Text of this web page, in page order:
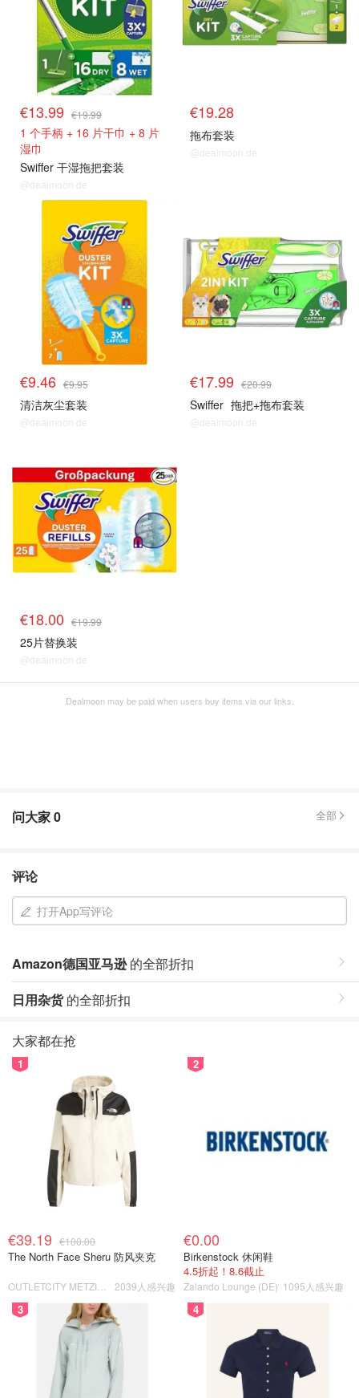
€13.99 €19.99
1 个手柄 + 16 片干巾 + 8 片
湿巾
Swiffer 干湿拖把套装
@dealmoon.de
€19.28
拖布套装
@dealmoon.de
€9.46 €9.95
清洁灰尘套装
@dealmoon.de
€17.99 €20.99
Swiffer 拖把+拖布套装
@dealmoon.de
€18.00 €19.99
25片替换装
@dealmoon.de
Dealmoon may be paid when users buy items via our links.
问大家0 全部
评论
打开App写评论
Amazon德国亚马逊的全部折扣
日用杂货的全部折扣
大家都在抢
1
€39.19 €100.00
The North Face Sheru 防风夹克
2039人感兴趣
2
€0.00
Birkenstock 休闲鞋
4.5折起！8.6截止
Zalando Lounge (DE) 1095人感兴趣
3 4